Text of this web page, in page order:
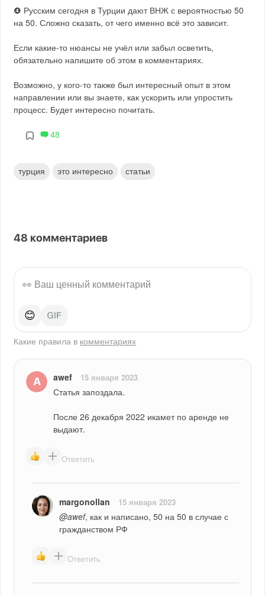
❹ Русским сегодня в Турции дают ВНЖ с вероятностью 50
на 50. Сложно сказать, от чего именно всё это зависит.
Если какие-то нюансы не учёл или забыл осветить,
обязательно напишите об этом в комментариях.
Возможно, у кого-то также был интересный опыт в этом
направлении или вы знаете, как ускорить или упростить
процесс. Будет интересно почитать.
48
турция это интересно статьи
48 комментариев
😊
Какие правила в комментариях
awef 15 января 2023
Статья запоздала.
После 26 декабря 2022 икамет по аренде не
выдают.
Ответить
margonollan 15 января 2023
@awef, как и написано, 50 на 50 в случае с
гражданством РФ
Ответить